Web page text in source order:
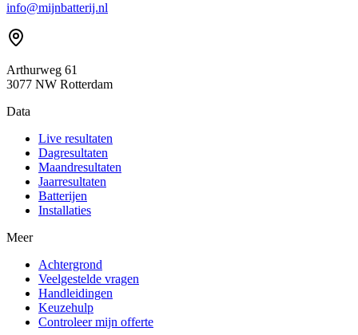
info@mijnbatterij.nl
Arthurweg 61
3077 NW Rotterdam
Data
Live resultaten
Dagresultaten
Maandresultaten
Jaarresultaten
Batterijen
Installaties
Meer
Achtergrond
Veelgestelde vragen
Handleidingen
Keuzehulp
Controleer mijn offerte